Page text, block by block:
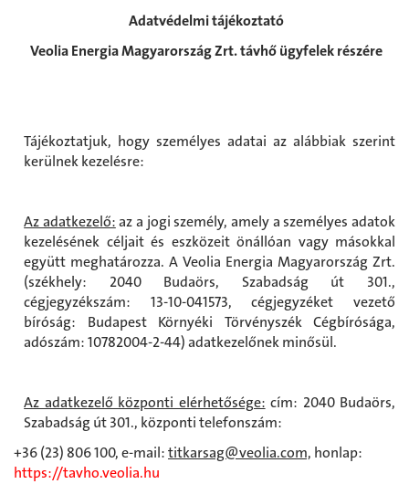
Adatvédelmi tájékoztató
Veolia Energia Magyarország Zrt. távhő ügyfelek részére
Tájékoztatjuk, hogy személyes adatai az alábbiak szerint
kerülnek kezelésre:
Az adatkezelő:az a jogi személy, amely a személyes adatok
kezelésének céljait és eszközeit önállóan vagy másokkal
együtt meghatározza. A Veolia Energia Magyarország Zrt.
(székhely: 2040 Budaörs, Szabadság út 301.,
cégjegyzékszám: 13-10-041573, cégjegyzéket vezető
bíróság: Budapest Környéki Törvényszék Cégbírósága,
adószám: 10782004-2-44) adatkezelőnek minősül.
Az adatkezelő központi elérhetősége: cím: 2040 Budaörs,
Szabadság út 301., központi telefonszám:
+36 (23) 806 100, e-mail:titkarsag@veolia.com, honlap:
https://tavho.veolia.hu